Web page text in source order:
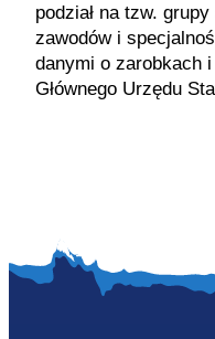
podział na tzw.
zawodów i
danymi o zarobkach
Głównego Urzędu